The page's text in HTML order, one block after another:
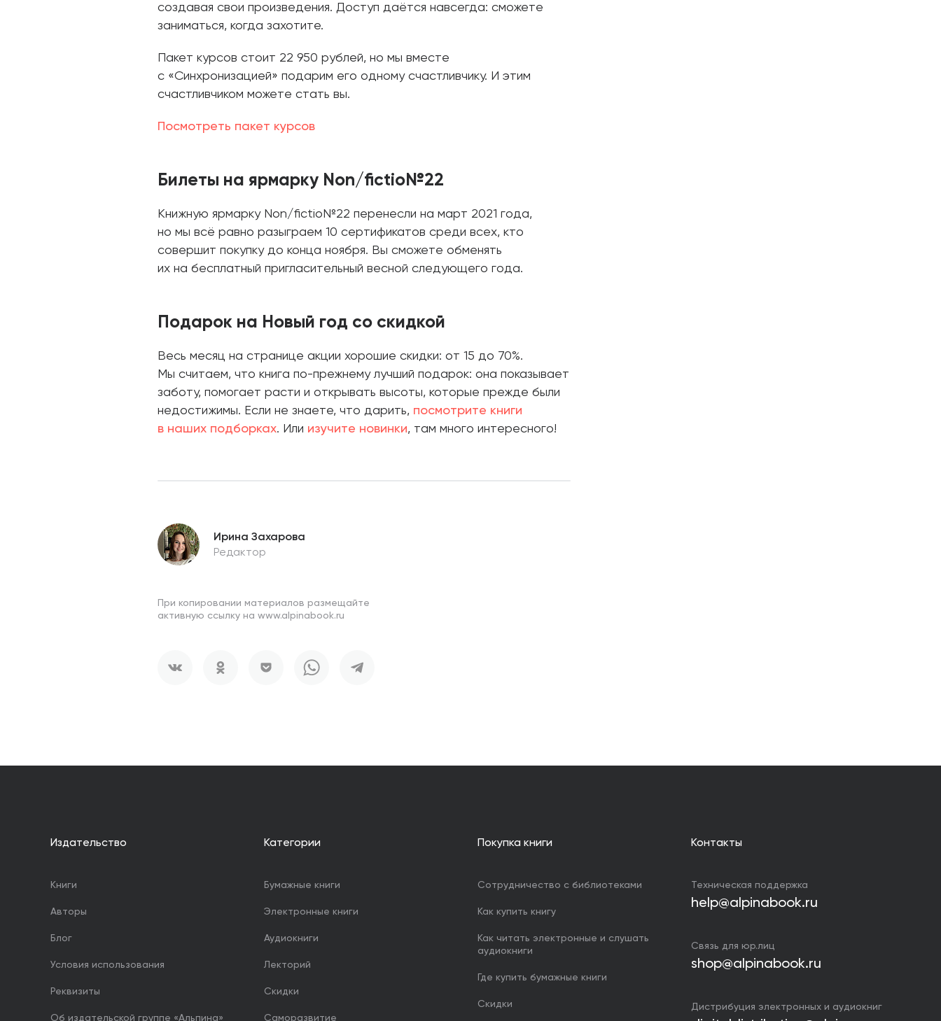
создавая свои произведения. Доступ даётся навсегда: сможете
заниматься, когда захотите.
Пакет курсов стоит 22 950 рублей, но мы вместе
с «Синхронизацией» подарим его одному счастливчику. И этим
счастливчиком можете стать вы.
Посмотреть пакет курсов
Билеты на ярмарку Non/fictio№22
Книжную ярмарку Non/fictio№22 перенесли на март 2021 года,
но мы всё равно разыграем 10 сертификатов среди всех, кто
совершит покупку до конца ноября. Вы сможете обменять
их на бесплатный пригласительный весной следующего года.
Подарок на Новый год со скидкой
Весь месяц на странице акции хорошие скидки: от 15 до 70%.
Мы считаем, что книга по-прежнему лучший подарок: она показывает
заботу, помогает расти и открывать высоты, которые прежде были
недостижимы. Если не знаете, что дарить, посмотрите книги
в наших подборках. Или изучите новинки, там много интересного!
Ирина Захарова
Редактор
При копировании материалов размещайте
активную ссылку на www.alpinabook.ru
Издательство
Книги
Авторы
Блог
Условия использования
Реквизиты
Об издательской группе «Альпина»
Категории
Бумажные книги
Электронные книги
Аудиокниги
Лекторий
Скидки
Саморазвитие
Покупка книги
Сотрудничество с библиотеками
Как купить книгу
Как читать электронные и слушать
аудиокниги
Где купить бумажные книги
Скидки
Контакты
Техническая поддержка
help@alpinabook.ru
Связь для юр.лиц
shop@alpinabook.ru
Дистрибуция электронных и аудиокниг